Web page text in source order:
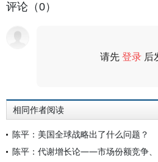
评论（0）
请先登录 后
相同作者阅读
陈平：美国全球战略出了什么问题？
陈平：代谢增长论——市场份额竞争